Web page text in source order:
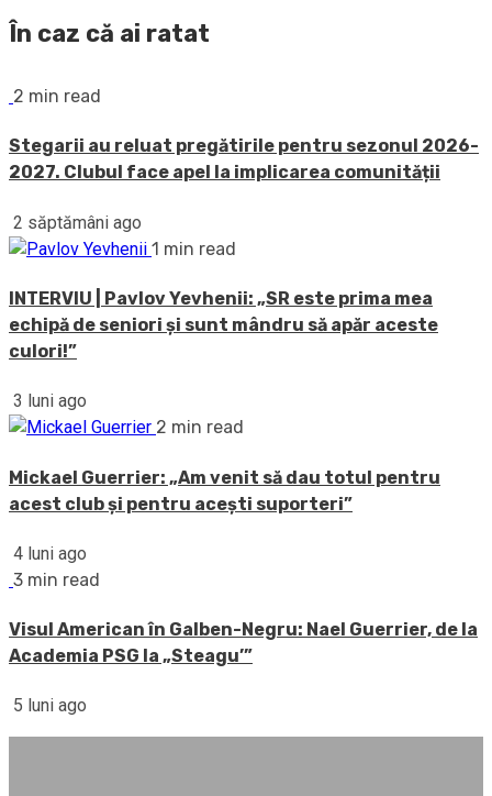
În caz că ai ratat
2 min read
Stegarii au reluat pregătirile pentru sezonul 2026-
2027. Clubul face apel la implicarea comunității
2 săptămâni ago
1 min read
INTERVIU | Pavlov Yevhenii: „SR este prima mea
echipă de seniori și sunt mândru să apăr aceste
culori!”
3 luni ago
2 min read
Mickael Guerrier: „Am venit să dau totul pentru
acest club și pentru acești suporteri”
4 luni ago
3 min read
Visul American în Galben-Negru: Nael Guerrier, de la
Academia PSG la „Steagu’”
5 luni ago